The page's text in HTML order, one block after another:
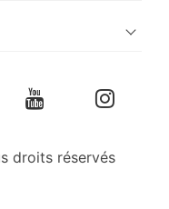
droits réservés